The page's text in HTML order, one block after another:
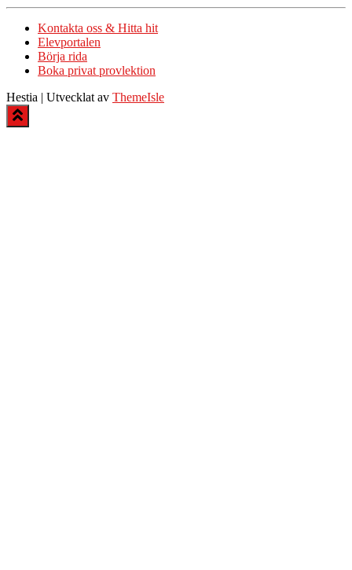
Kontakta oss & Hitta hit
Elevportalen
Börja rida
Boka privat provlektion
Hestia | Utvecklat av ThemeIsle